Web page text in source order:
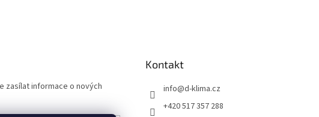
zasílat informace o nových
Kontakt
info@d-klima.cz
+420 517 357 288